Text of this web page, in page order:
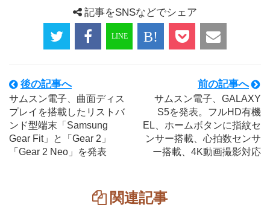
記事をSNSなどでシェア
後の記事へ
サムスン電子、曲面ディス
プレイを搭載したリストバ
ンド型端末「Samsung
Gear Fit」と「Gear 2」
「Gear 2 Neo」を発表
前の記事へ
サムスン電子、GALAXY
S5を発表。フルHD有機
EL、ホームボタンに指紋セ
ンサー搭載、心拍数センサ
ー搭載、4K動画撮影対応
関連記事